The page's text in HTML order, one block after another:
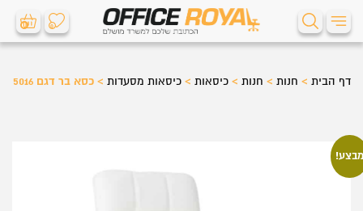
0 0
דף הבית > חנות > חנות > כיסאות > כיסאות מסעדות > כסא בר דגם 5016